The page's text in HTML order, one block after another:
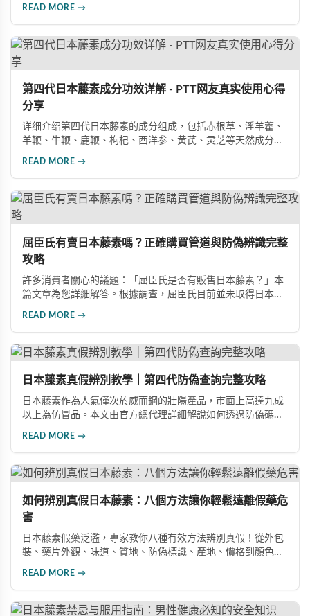
READ MORE →
第四代日本藤素成分功效详解 - PTT网友真实使用心得
分享
详细介绍第四代日本藤素的成分组成，包括赤根草、淫羊藿、
羊鞭、牛鞭、鹿鞭、枸杞、西洋参、黄芪、灵芝等天然成分的
READ MORE →
屈臣氏有賣日本藤素嗎？正確購買管道與防偽辨識完整
攻略
許多消費者關心的議題：「屈臣氏是否有販售日本藤素？」本
篇文章為您詳細解答。根據調查，屈臣氏目前並未取得日本藤
READ MORE →
日本藤素真假辨別教學｜第四代防偽查詢完整攻略
日本藤素作為人氣僅次於威而鋼的壯陽產品，市面上高達九成
以上為仿冒品。本文由官方總代理詳細解說如何透過防偽碼查
READ MORE →
如何辨別真假日本藤素：八個方法讓你輕鬆遠離假藥危
害
日本藤素假藥泛濫，專家教你八種有效方法辨別真假！從外包
裝、藥片外觀、味道、質地、防偽標識、產地、價格到顏色特
READ MORE →